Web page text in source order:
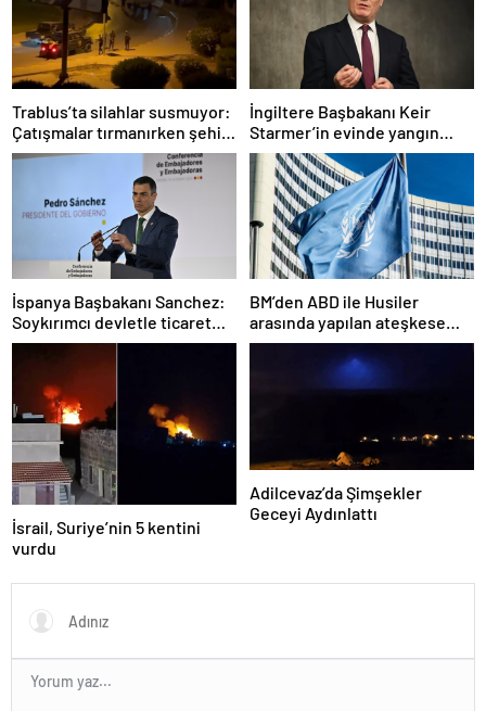
Trablus’ta silahlar susmuyor:
Çatışmalar tırmanırken şehir
alarmda
İngiltere Başbakanı Keir
Starmer’in evinde yangın
çıktı
İspanya Başbakanı Sanchez:
Soykırımcı devletle ticaret
yapmayız
BM’den ABD ile Husiler
arasında yapılan ateşkese
ilişkin değerlendirme
İsrail, Suriye’nin 5 kentini
vurdu
Adilcevaz’da Şimşekler
Geceyi Aydınlattı